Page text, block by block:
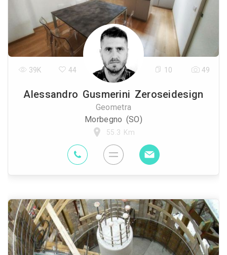
Alessandro Gusmerini Zeroseidesign
Geometra
Morbegno (SO)
55.3 Km
39K 44 10 49